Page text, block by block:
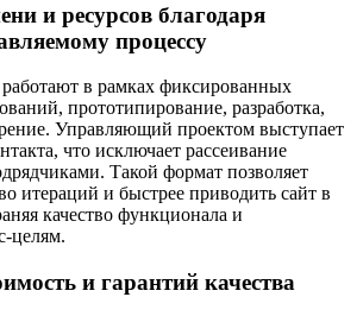
и ресурсов благодаря
процессу
в рамках фиксированных
прототипирование, разработка,
Управляющий проектом выступает
что исключает рассеивание
Такой формат позволяет
итераций и быстрее приводить сайт в
качество функционала и
целям.
и гарантий качества